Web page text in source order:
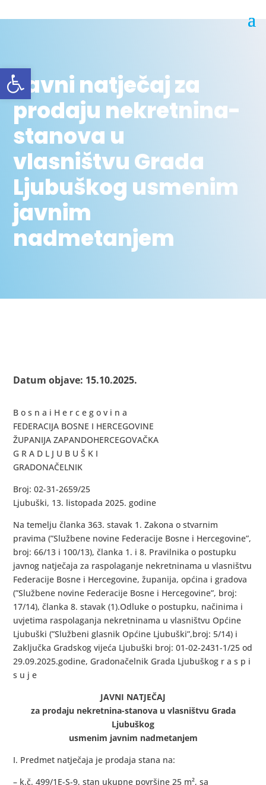
Javni natječaj za
prodaju nekretnina-
stanova u
vlasništvu Grada
Ljubuškog usmenim
javnim
nadmetanjem
Datum objave: 15.10.2025.
B o s n a i H e r c e g o v i n a
FEDERACIJA BOSNE I HERCEGOVINE
ŽUPANIJA ZAPANDOHERCEGOVAČKA
G R A D L J U B U Š K I
GRADONAČELNIK
Broj: 02-31-2659/25
Ljubuški, 13. listopada 2025. godine
Na temelju članka 363. stavak 1. Zakona o stvarnim
pravima (”Službene novine Federacije Bosne i Hercegovine”,
broj: 66/13 i 100/13), članka 1. i 8. Pravilnika o postupku
javnog natječaja za raspolaganje nekretninama u vlasništvu
Federacije Bosne i Hercegovine, županija, općina i gradova
(”Službene novine Federacije Bosne i Hercegovine”, broj:
17/14), članka 8. stavak (1).Odluke o postupku, načinima i
uvjetima raspolaganja nekretninama u vlasništvu Općine
Ljubuški (”Službeni glasnik Općine Ljubuški”,broj: 5/14) i
Zaključka Gradskog vijeća Ljubuški broj: 01-02-2431-1/25 od
29.09.2025.godine, Gradonačelnik Grada Ljubuškog r a s p i
s u j e
JAVNI NATJEČAJ
za prodaju nekretnina-stanova u vlasništvu Grada
Ljubuškog
usmenim javnim nadmetanjem
I. Predmet natječaja je prodaja stana na:
– k.č. 499/1E-S-9, stan ukupne površine 25 m², sa
Open toolbar